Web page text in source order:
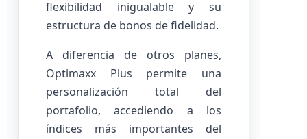
flexibilidad inigualable y su
estructura de bonos de fidelidad.
A diferencia de otros planes,
Optimaxx Plus permite una
personalización total del
portafolio, accediendo a los
índices más importantes del